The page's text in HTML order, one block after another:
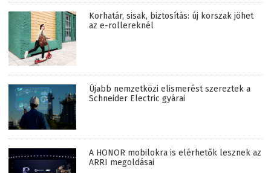
Korhatár, sisak, biztosítás: új korszak jöhet
az e-rollereknél
Újabb nemzetközi elismerést szereztek a
Schneider Electric gyárai
A HONOR mobilokra is elérhetők lesznek az
ARRI megoldásai